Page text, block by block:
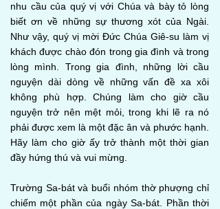
nhu cầu của quý vị với Chúa và bày tỏ lòng
biết ơn về những sự thương xót của Ngài.
Như vậy, quý vị mời Đức Chúa Giê-su làm vị
khách được chào đón trong gia đình và trong
lòng mình. Trong gia đình, những lời cầu
nguyện dài dòng về những vấn đề xa xôi
không phù hợp. Chúng làm cho giờ cầu
nguyện trở nên mệt mỏi, trong khi lẽ ra nó
phải được xem là một đặc ân và phước hạnh.
Hãy làm cho giờ ấy trở thành một thời gian
đầy hứng thú và vui mừng.
Trường Sa-bát và buổi nhóm thờ phượng chỉ
chiếm một phần của ngày Sa-bát. Phần thời